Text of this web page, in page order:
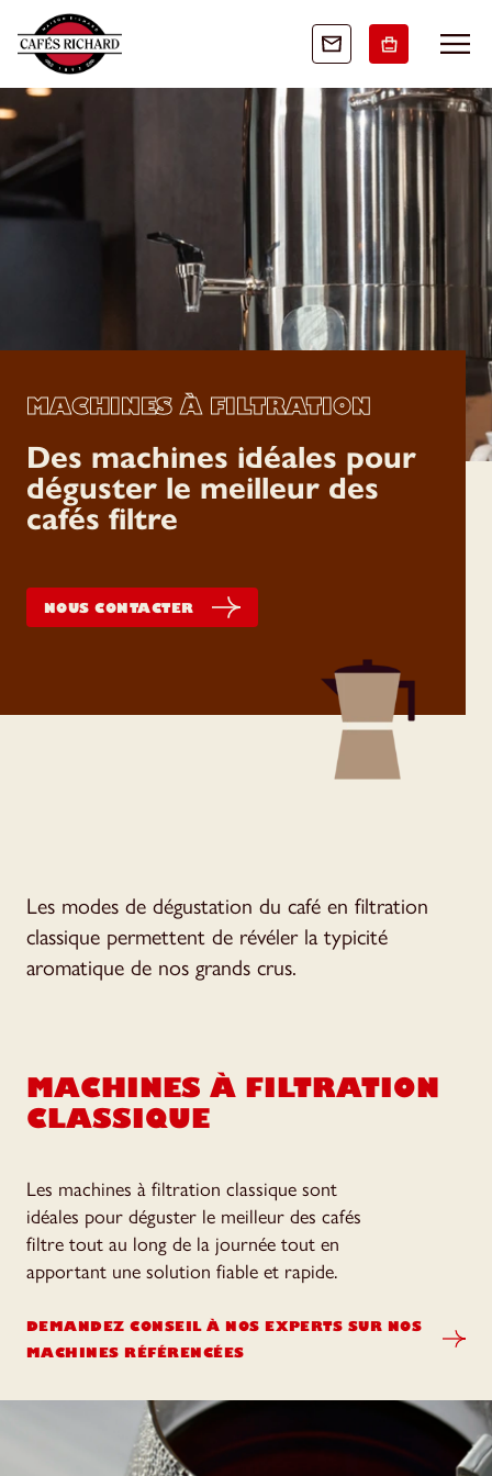
MACHINES À FILTRATION
Des machines idéales pour
déguster le meilleur des
cafés filtre
NOUS CONTACTER
Les modes de dégustation du café en filtration
classique permettent de révéler la typicité
aromatique de nos grands crus.
MACHINES À FILTRATION
CLASSIQUE
Les machines à filtration classique sont
idéales pour déguster le meilleur des cafés
filtre tout au long de la journée tout en
apportant une solution fiable et rapide.
DEMANDEZ CONSEIL À NOS EXPERTS SUR NOS
MACHINES RÉFÉRENCÉES